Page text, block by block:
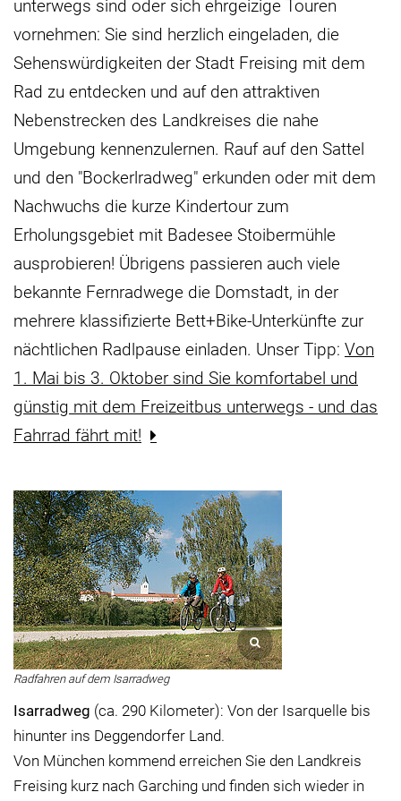
unterwegs sind oder sich ehrgeizige Touren
vornehmen: Sie sind herzlich eingeladen, die
Sehenswürdigkeiten der Stadt Freising mit dem
Rad zu entdecken und auf den attraktiven
Nebenstrecken des Landkreises die nahe
Umgebung kennenzulernen. Rauf auf den Sattel
und den "Bockerlradweg" erkunden oder mit dem
Nachwuchs die kurze Kindertour zum
Erholungsgebiet mit Badesee Stoibermühle
ausprobieren! Übrigens passieren auch viele
bekannte Fernradwege die Domstadt, in der
mehrere klassifizierte Bett+Bike-Unterkünfte zur
nächtlichen Radlpause einladen. Unser Tipp: Von
1. Mai bis 3. Oktober sind Sie komfortabel und
günstig mit dem Freizeitbus unterwegs - und das
Fahrrad fährt mit!
Radfahren auf dem Isarradweg
Isarradweg (ca. 290 Kilometer): Von der Isarquelle bis
hinunter ins Deggendorfer Land.
Von München kommend erreichen Sie den Landkreis
Freising kurz nach Garching und finden sich wieder in